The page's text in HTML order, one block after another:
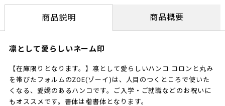
商品説明 商品概要
凛として愛らしいネーム印
【在庫限りとなります。】凛として愛らしいハンコ コロンと丸み
を帯びたフォルムのZOE(ゾーイ)は、人目のつくところで使いた
くなる、愛嬌のあるハンコです。ご入学・ご就職などのお祝いに
もオススメです。書体は楷書体となります。